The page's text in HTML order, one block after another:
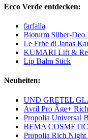
Ecco Verde entdecken:
farfalla
Bioturm Silber-
Le Erbe di Janas
KUMARI Lift &
Lip Balm Stick
Neuheiten:
UND GRETEL
Avril Pro Âge+
Propolia Universal
BEMA
Propolia Rich Night